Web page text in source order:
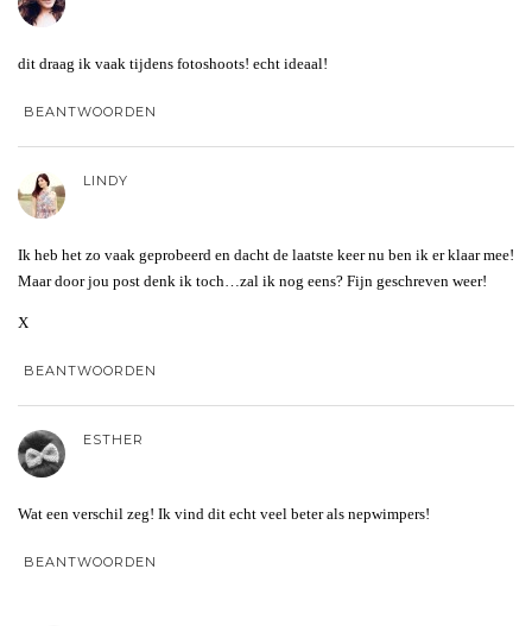
dit draag ik vaak tijdens fotoshoots! echt ideaal!
BEANTWOORDEN
LINDY
Ik heb het zo vaak geprobeerd en dacht de laatste keer nu ben ik er klaar mee!
Maar door jou post denk ik toch…zal ik nog eens? Fijn geschreven weer!
X
BEANTWOORDEN
ESTHER
Wat een verschil zeg! Ik vind dit echt veel beter als nepwimpers!
BEANTWOORDEN